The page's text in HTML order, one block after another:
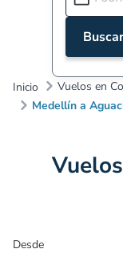
Buscar
Inicio Vuelos en
Medellín a
Desde